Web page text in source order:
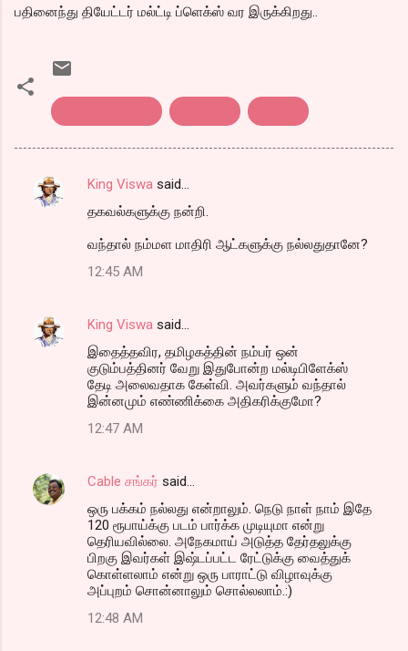
பதினைந்து தியேட்டர் மல்ட்டி ப்ளெக்ஸ் வர இருக்கிறது..
C
n
King Viswa said…
தகவல்களுக்கு நன்றி.
வந்தால் நம்மள மாதிரி ஆட்களுக்கு நல்லதுதானே?
12:45 AM
King Viswa said…
இதைத்தவிர, தமிழகத்தின் நம்பர் ஒன்
குடும்பத்தினர் வேறு இதுபோன்ற மல்டிபிளேக்ஸ்
தேடி அலைவதாக கேள்வி. அவர்களும் வந்தால்
இன்னமும் எண்ணிக்கை அதிகரிக்குமோ?
12:47 AM
Cable சங்கர் said…
ஒரு பக்கம் நல்லது என்றாலும். நெடு நாள் நாம் இதே
120 ரூபாய்க்கு படம் பார்க்க முடியுமா என்று
தெரியவில்லை. அநேகமாய் அடுத்த தேர்தலுக்கு
பிறகு இவர்கள் இஷ்டப்பட்ட ரேட்டுக்கு வைத்துக்
கொள்ளலாம் என்று ஒரு பாராட்டு விழாவுக்கு
அப்புறம் சொன்னாலும் சொல்லலாம்.:)
12:48 AM